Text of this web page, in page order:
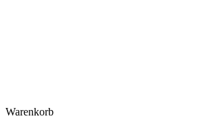
Warenkorb